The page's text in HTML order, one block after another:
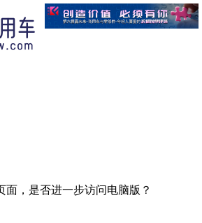
面，是否进一步访问电脑版？